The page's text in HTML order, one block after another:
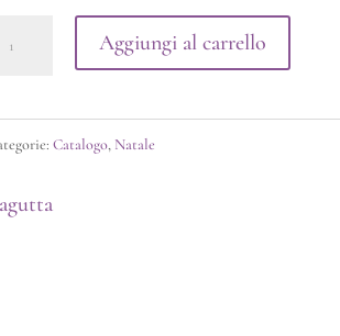
20,00 €.14,04 €.
Aggiungi al carrello
Catalogo, Natale